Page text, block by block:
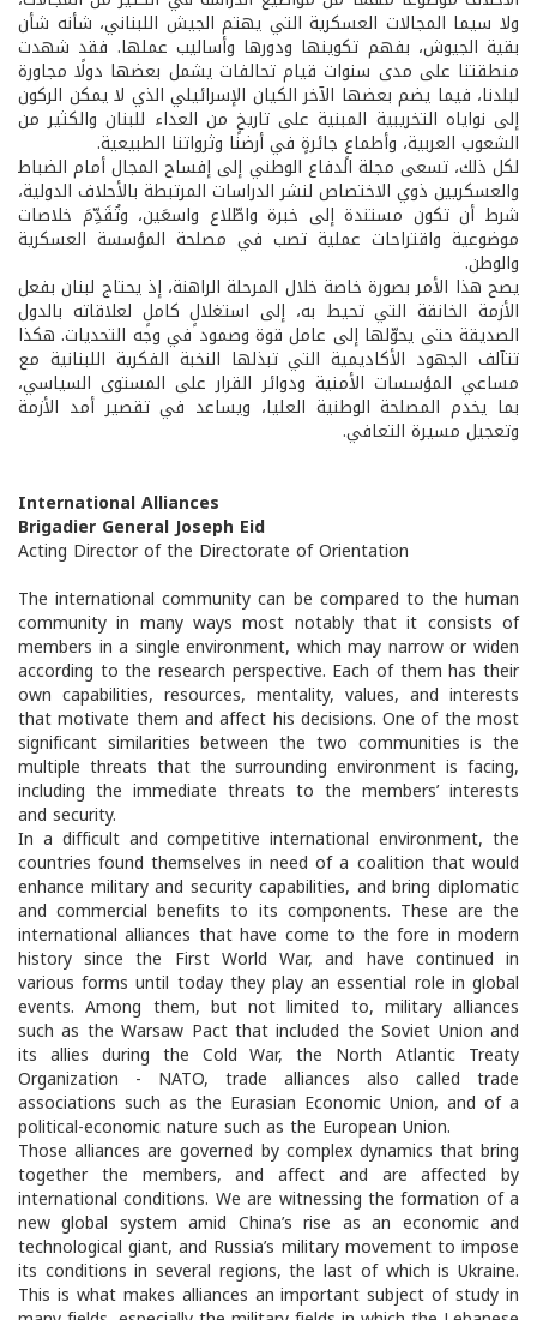
ولا سيما المجالات العسكرية التي يهتم الجيش اللبناني، شأنه شأن
بقية الجيوش، بفهم تكوينها ودورها وأساليب عملها. فقد شهدت
منطقتنا على مدى سنوات قيام تحالفات يشمل بعضها دولًا مجاورة
لبلدنا، فيما يضم بعضها الآخر الكيان الإسرائيلي الذي لا يمكن الركون
إلى نواياه التخريبية المبنية على تاريخٍ من العداء للبنان والكثير من
الشعوب العربية، وأطماعٍ جائرةٍ في أرضنا وثرواتنا الطبيعية.
لكل ذلك، تسعى مجلة الدفاع الوطني إلى إفساح المجال أمام الضباط
والعسكريين ذوي الاختصاص لنشر الدراسات المرتبطة بالأحلاف الدولية،
شرط أن تكون مستندة إلى خبرة واطّلاع واسعَين، وتُقَدِّمَ خلاصات
موضوعية واقتراحات عملية تصب في مصلحة المؤسسة العسكرية
والوطن.
يصح هذا الأمر بصورة خاصة خلال المرحلة الراهنة، إذ يحتاج لبنان بفعل
الأزمة الخانقة التي تحيط به، إلى استغلالٍ كاملٍ لعلاقاته بالدول
الصديقة حتى يحوّلها إلى عامل قوة وصمود في وجه التحديات. هكذا
تتآلف الجهود الأكاديمية التي تبذلها النخبة الفكرية اللبنانية مع
مساعي المؤسسات الأمنية ودوائر القرار على المستوى السياسي،
بما يخدم المصلحة الوطنية العليا، ويساعد في تقصير أمد الأزمة
وتعجيل مسيرة التعافي.
International Alliances
Brigadier General Joseph Eid
Acting Director of the Directorate of Orientation
The international community can be compared to the human
community in many ways most notably that it consists of
members in a single environment, which may narrow or widen
according to the research perspective. Each of them has their
own capabilities, resources, mentality, values, and interests
that motivate them and affect his decisions. One of the most
significant similarities between the two communities is the
multiple threats that the surrounding environment is facing,
including the immediate threats to the members’ interests
and security.
In a difficult and competitive international environment, the
countries found themselves in need of a coalition that would
enhance military and security capabilities, and bring diplomatic
and commercial benefits to its components. These are the
international alliances that have come to the fore in modern
history since the First World War, and have continued in
various forms until today they play an essential role in global
events. Among them, but not limited to, military alliances
such as the Warsaw Pact that included the Soviet Union and
its allies during the Cold War, the North Atlantic Treaty
Organization - NATO, trade alliances also called trade
associations such as the Eurasian Economic Union, and of a
political-economic nature such as the European Union.
Those alliances are governed by complex dynamics that bring
together the members, and affect and are affected by
international conditions. We are witnessing the formation of a
new global system amid China’s rise as an economic and
technological giant, and Russia’s military movement to impose
its conditions in several regions, the last of which is Ukraine.
This is what makes alliances an important subject of study in